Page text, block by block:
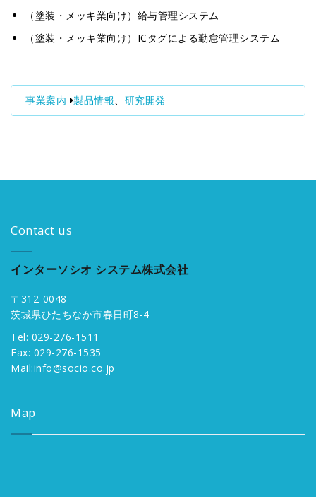
（塗装・メッキ業向け）給与管理システム
（塗装・メッキ業向け）ICタグによる勤怠管理システム
事業案内 製品情報 研究開発
Contact us
インターソシオ システム株式会社
〒312-0048
茨城県ひたちなか市春日町8-4
Tel: 029-276-1511
Fax: 029-276-1535
Mail:info@socio.co.jp
Map